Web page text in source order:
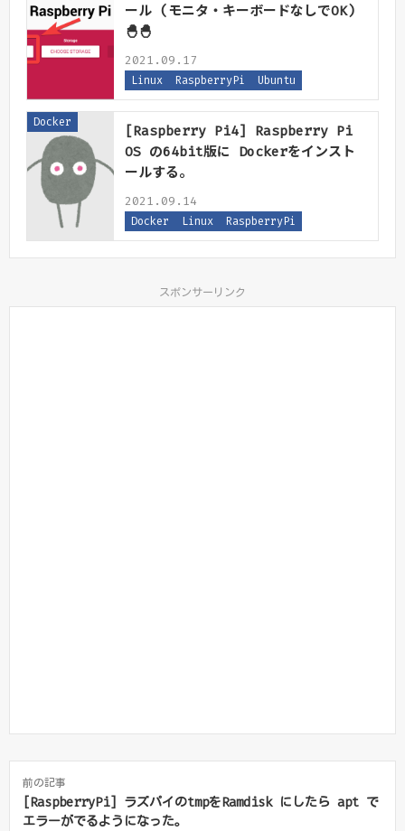
ール (モニタ・キーボードなしでOK)
🐣🐣
2021.09.17
Linux RaspberryPi Ubuntu
Docker
[Raspberry Pi4] Raspberry Pi
OS の64bit版に Dockerをインスト
ールする。
2021.09.14
Docker Linux RaspberryPi
スポンサーリンク
前の記事
[RaspberryPi] ラズパイのtmpをRamdisk にしたら apt で
エラーがでるようになった。